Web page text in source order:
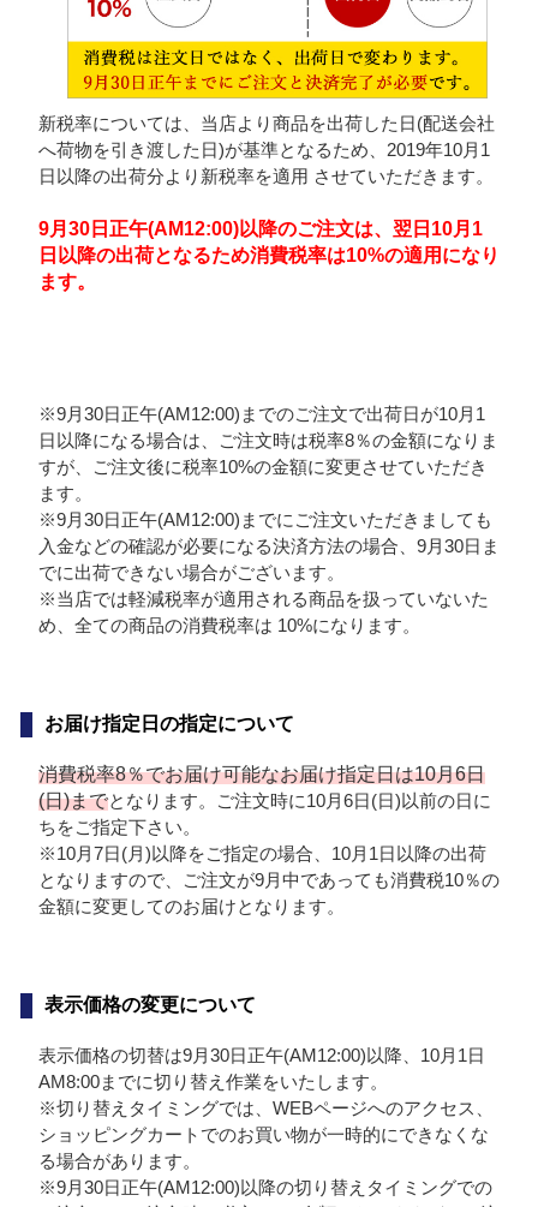
新税率については、当店より商品を出荷した日(配送会社
へ荷物を引き渡した日)が基準となるため、2019年10月1
日以降の出荷分より新税率を適用 させていただきます。
9月30日正午(AM12:00)以降のご注文は、翌日10月1
日以降の出荷となるため消費税率は10%の適用になり
ます。
※9月30日正午(AM12:00)までのご注文で出荷日が10月1
日以降になる場合は、ご注文時は税率8％の金額になりま
すが、ご注文後に税率10%の金額に変更させていただき
ます。
※9月30日正午(AM12:00)までにご注文いただきましても
入金などの確認が必要になる決済方法の場合、9月30日ま
でに出荷できない場合がございます。
※当店では軽減税率が適用される商品を扱っていないた
め、全ての商品の消費税率は 10%になります。
お届け指定日の指定について
消費税率8％でお届け可能なお届け指定日は10月6日
(日)までとなります。ご注文時に10月6日(日)以前の日に
ちをご指定下さい。
※10月7日(月)以降をご指定の場合、10月1日以降の出荷
となりますので、ご注文が9月中であっても消費税10％の
金額に変更してのお届けとなります。
表示価格の変更について
表示価格の切替は9月30日正午(AM12:00)以降、10月1日
AM8:00までに切り替え作業をいたします。
※切り替えタイミングでは、WEBページへのアクセス、
ショッピングカートでのお買い物が一時的にできなくな
る場合があります。
※9月30日正午(AM12:00)以降の切り替えタイミングでの